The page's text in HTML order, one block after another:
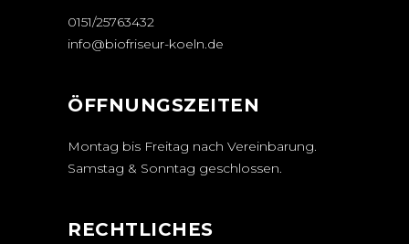
0151/25763432
info@biofriseur-koeln.de
ÖFFNUNGSZEITEN
Montag bis Freitag nach Vereinbarung.
Samstag & Sonntag geschlossen.
RECHTLICHES